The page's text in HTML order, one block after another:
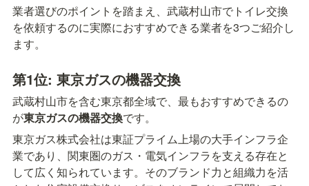
業者選びのポイントを踏まえ、武蔵村山市でトイレ交換
を依頼するのに実際におすすめできる業者を3つご紹介し
ます。
第1位: 東京ガスの機器交換
武蔵村山市を含む東京都全域で、最もおすすめできるの
が東京ガスの機器交換です。
東京ガス株式会社は東証プライム上場の大手インフラ企
業であり、関東圏のガス・電気インフラを支える存在と
して広く知られています。そのブランド力と組織力を活